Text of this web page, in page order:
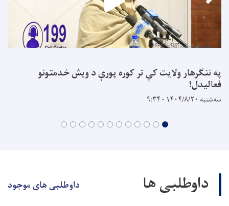
په ننګرهار ولایت کې تر کوره پورې د ویش خدمتونو
فعالیدل!
سه‌شنبه ۱۴۰۴/۸/۲۰ - ۹:۳۴
داوطلبی ها داوطلبی های موجود